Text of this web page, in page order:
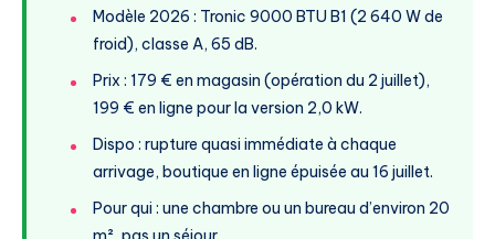
Modèle 2026 : Tronic 9000 BTU B1 (2 640 W de
froid), classe A, 65 dB.
Prix : 179 € en magasin (opération du 2 juillet),
199 € en ligne pour la version 2,0 kW.
Dispo : rupture quasi immédiate à chaque
arrivage, boutique en ligne épuisée au 16 juillet.
Pour qui : une chambre ou un bureau d’environ 20